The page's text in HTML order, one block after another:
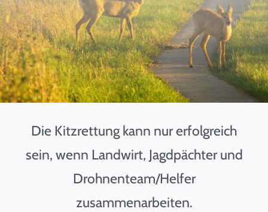
Spenden & Helfen
Presse
Kontakt
Die Kitzrettung kann nur erfolgreich
sein, wenn Landwirt, Jagdpächter und
Drohnenteam/Helfer
zusammenarbeiten.